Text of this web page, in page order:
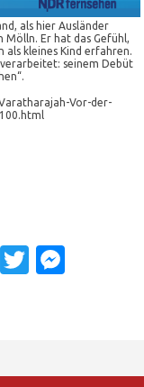
als hier Ausländer
Mölln. Er hat das Gefühl,
kleines Kind erfahren.
seinem Debüt
Vor-der-
ViberTwitter